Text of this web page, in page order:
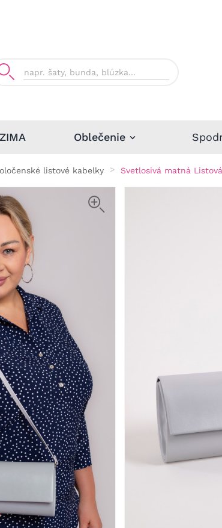
Oblečenie
listové kabelky Svetlosivá matná